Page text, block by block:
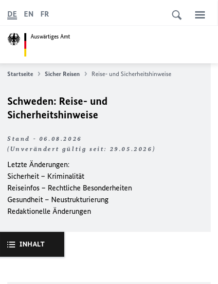
Auswärtiges Amt
DE EN FR
Startseite Sicher Reisen Reise- und Sicherheitshinweise
Schweden: Reise- und
Sicherheitshinweise
Stand - 06.08.2026
(Unverändert gültig seit: 29.05.2026)
Letzte Änderungen:
Sicherheit – Kriminalität
Reiseinfos – Rechtliche Besonderheiten
Gesundheit – Neustrukturierung
Redaktionelle Änderungen
INHALT